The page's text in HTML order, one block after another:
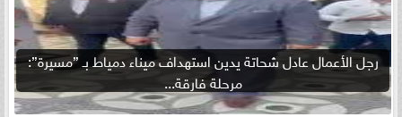
رجل الأعمال عادل شحاتة يدين استهداف ميناء دمياط بـ ”مسيرة”:
مرحلة فارقة...